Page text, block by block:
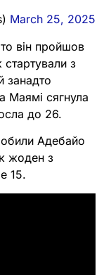
March 25, 2025
він пройшов
стартували з
занадто
Маямі сягнула
до 26.
Адебайо
жоден з
15.